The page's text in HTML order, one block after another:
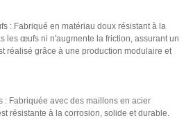
: Fabriqué en matériau doux résistant à la
les œufs ni n'augmente la friction, assurant un
réalisé grâce à une production modulaire et
Fabriquée avec des maillons en acier
résistante à la corrosion, solide et durable.